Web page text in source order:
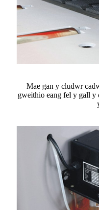
Mae gan y cludwr
gweithio eang fel y gall